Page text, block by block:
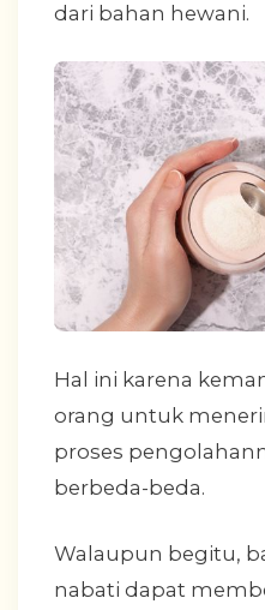
dari bahan hewani.
Hal ini karena
orang untuk
proses
berbeda-beda.
Walaupun begitu,
nabati dapat